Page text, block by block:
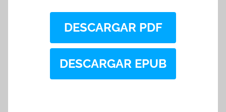
DESCARGAR PDF
DESCARGAR EPUB